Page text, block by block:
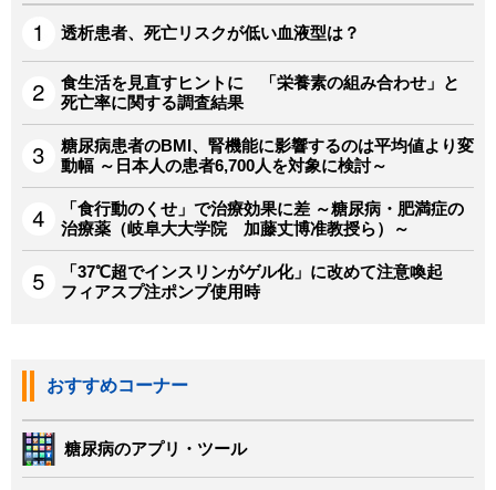
透析患者、死亡リスクが低い血液型は？
食生活を見直すヒントに 「栄養素の組み合わせ」と
死亡率に関する調査結果
糖尿病患者のBMI、腎機能に影響するのは平均値より変
動幅 ～日本人の患者6,700人を対象に検討～
「食行動のくせ」で治療効果に差 ～糖尿病・肥満症の
治療薬（岐阜大大学院 加藤丈博准教授ら）～
「37℃超でインスリンがゲル化」に改めて注意喚起
フィアスプ注ポンプ使用時
おすすめコーナー
糖尿病のアプリ・ツール